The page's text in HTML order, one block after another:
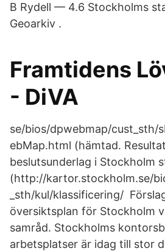
B Rydell — 4.6 Stockholms
Geoarkiv .
Framtidens
- DiVA
se/bios/dpwebmap/cust_sth/
ebMap.html (hämtad.
beslutsunderlag i Stockholm
(http://kartor.stockholm.se/
_sth/kul/klassificering/
översiktsplan för Stockholm
samråd. Stockholms
arbetsplatser är idag till stor